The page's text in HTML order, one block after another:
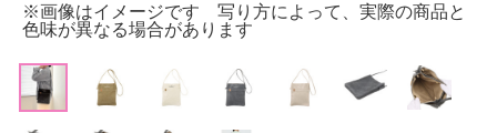
※画像はイメージです 写り方によって、実際の商品と
色味が異なる場合があります